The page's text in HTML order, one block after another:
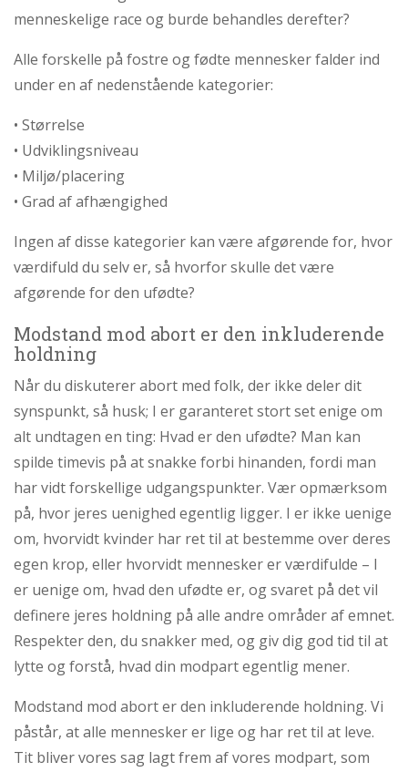
menneskelige race og burde behandles derefter?
Alle forskelle på fostre og fødte mennesker falder ind
under en af nedenstående kategorier:
• Størrelse
• Udviklingsniveau
• Miljø/placering
• Grad af afhængighed
Ingen af disse kategorier kan være afgørende for, hvor
værdifuld du selv er, så hvorfor skulle det være
afgørende for den ufødte?
Modstand mod abort er den inkluderende
holdning
Når du diskuterer abort med folk, der ikke deler dit
synspunkt, så husk; I er garanteret stort set enige om
alt undtagen en ting: Hvad er den ufødte? Man kan
spilde timevis på at snakke forbi hinanden, fordi man
har vidt forskellige udgangspunkter. Vær opmærksom
på, hvor jeres uenighed egentlig ligger. I er ikke uenige
om, hvorvidt kvinder har ret til at bestemme over deres
egen krop, eller hvorvidt mennesker er værdifulde – I
er uenige om, hvad den ufødte er, og svaret på det vil
definere jeres holdning på alle andre områder af emnet.
Respekter den, du snakker med, og giv dig god tid til at
lytte og forstå, hvad din modpart egentlig mener.
Modstand mod abort er den inkluderende holdning. Vi
påstår, at alle mennesker er lige og har ret til at leve.
Tit bliver vores sag lagt frem af vores modpart, som